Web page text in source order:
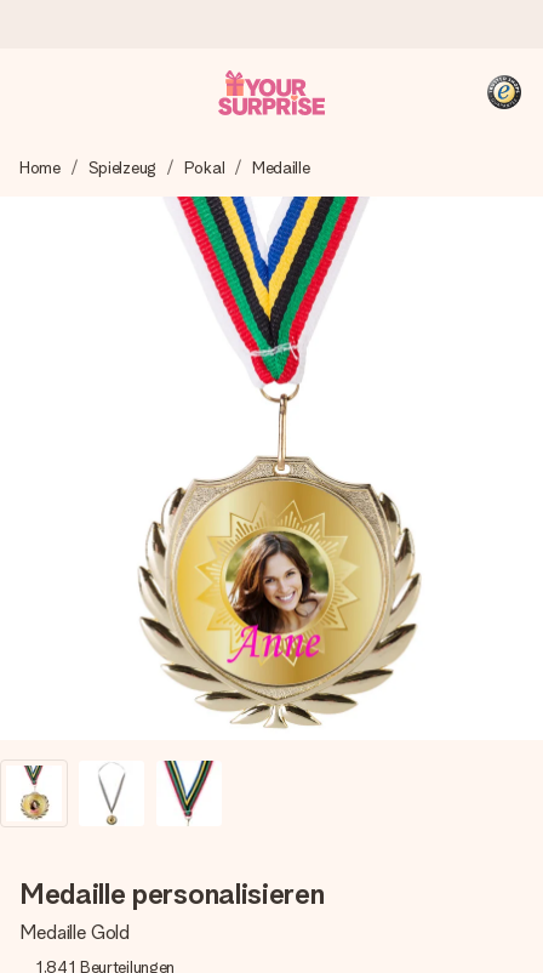
Wir bereiten dein Geschenk sorgfältig vor und schicken es
blitzschnell – damit du es genau zum richtigen Zeitpunkt
überreichen kannst, wenn es am meisten zählt.
4,8 (basierend auf +15.000 Bewertungen)
Unsere Geschenke begeistern. Kunden bewerten uns mit
4,8 bei Google Reviews (Gesamtergebnis aller Länder, in
+49 39292 929695
Montag - Freitag : 8:30 - 17:00 Uhr
Samstag - Sonntag : 8:30 - 13:00 Uhr
Home Spielzeug Pokal Medaille
Medaille personalisieren
Medaille Gold
1,841 Beurteilungen